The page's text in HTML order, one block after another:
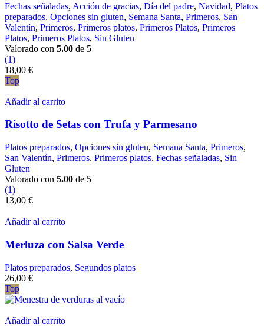
Fechas señaladas, Acción de gracias, Día del padre, Navidad, Platos
preparados, Opciones sin gluten, Semana Santa, Primeros, San
Valentín, Primeros, Primeros platos, Primeros Platos, Primeros
Platos, Primeros Platos, Sin Gluten
Valorado con 5.00 de 5
(1)
18,00 €
Top
Añadir al carrito
Risotto de Setas con Trufa y Parmesano
Platos preparados, Opciones sin gluten, Semana Santa, Primeros,
San Valentín, Primeros, Primeros platos, Fechas señaladas, Sin
Gluten
Valorado con 5.00 de 5
(1)
13,00 €
Añadir al carrito
Merluza con Salsa Verde
Platos preparados, Segundos platos
26,00 €
Top
Añadir al carrito